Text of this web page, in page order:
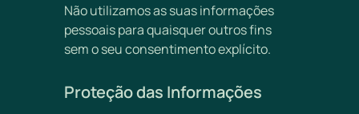
Não utilizamos as suas informações
pessoais para quaisquer outros fins
sem o seu consentimento explícito.
Proteção das Informações